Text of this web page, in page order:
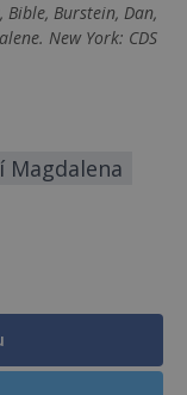
Bible, Burstein, Dan,
New York: CDS
Magdalena